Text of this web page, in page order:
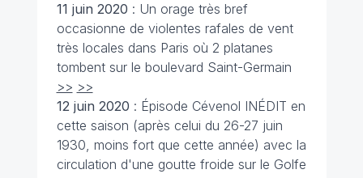
11 juin 2020 : Un orage très bref
occasionne de violentes rafales de vent
très locales dans Paris où 2 platanes
tombent sur le boulevard Saint-Germain
>> >>
12 juin 2020 : Épisode Cévenol INÉDIT en
cette saison (après celui du 26-27 juin
1930, moins fort que cette année) avec la
circulation d'une goutte froide sur le Golfe